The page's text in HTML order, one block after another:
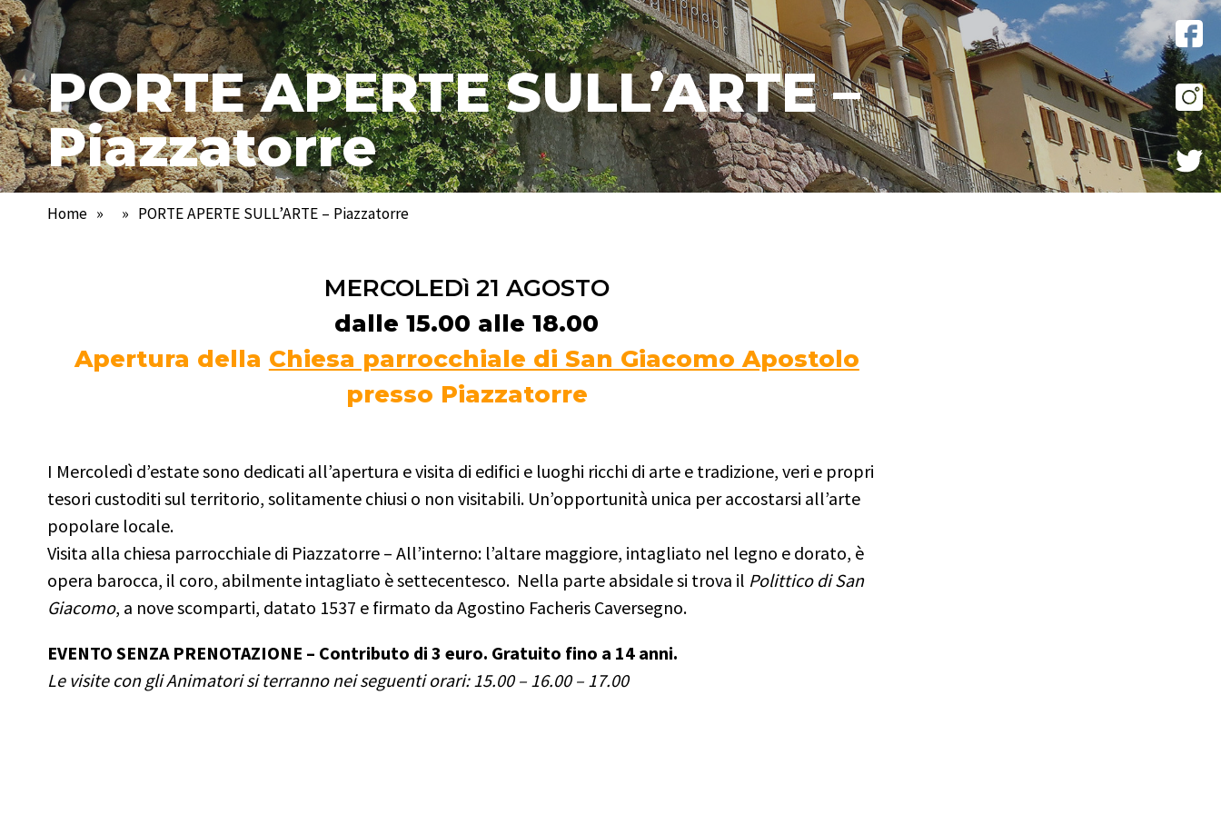
PORTE APERTE SULL’ARTE –
Piazzatorre
Home » » PORTE APERTE SULL’ARTE – Piazzatorre
MERCOLEDì 21 AGOSTO
dalle 15.00 alle 18.00
Apertura della Chiesa parrocchiale di San Giacomo Apostolo
presso Piazzatorre
I Mercoledì d’estate sono dedicati all’apertura e visita di edifici e luoghi ricchi di arte e tradizione, veri e propri
tesori custoditi sul territorio, solitamente chiusi o non visitabili. Un’opportunità unica per accostarsi all’arte
popolare locale.
Visita alla chiesa parrocchiale di Piazzatorre – All’interno: l’altare maggiore, intagliato nel legno e dorato, è
opera barocca, il coro, abilmente intagliato è settecentesco. Nella parte absidale si trova il Polittico di San
Giacomo, a nove scomparti, datato 1537 e firmato da Agostino Facheris Caversegno.
EVENTO SENZA PRENOTAZIONE – Contributo di 3 euro. Gratuito fino a 14 anni.
Le visite con gli Animatori si terranno nei seguenti orari: 15.00 – 16.00 – 17.00